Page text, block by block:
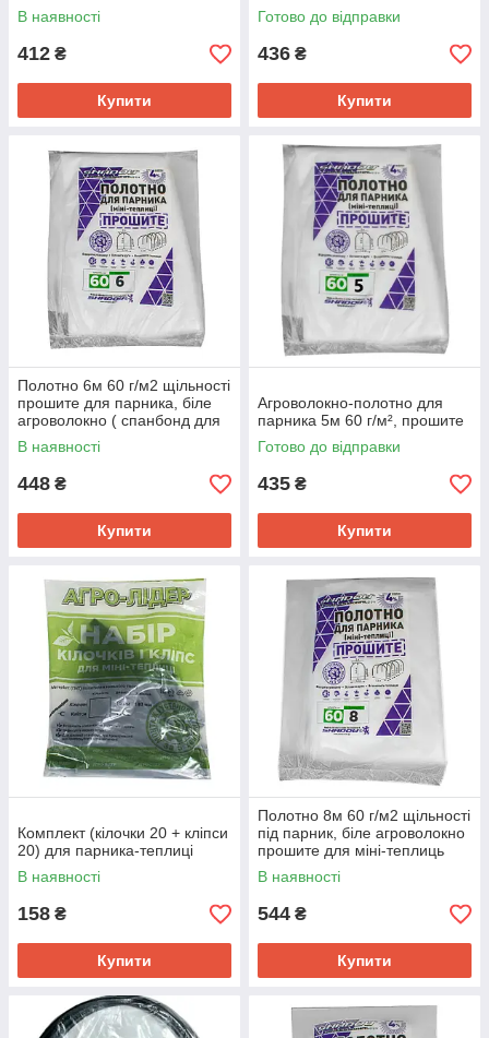
В наявності
412 ₴
Купити
Готово до відправки
436 ₴
Купити
Полотно 6м 60 г/м2 щільності
прошите для парника, біле
агроволокно ( спанбонд для
парника)
В наявності
448 ₴
Купити
Агроволокно-полотно для
парника 5м 60 г/м², прошите
Готово до відправки
435 ₴
Купити
Комплект (кілочки 20 + кліпси
20) для парника-теплиці
В наявності
158 ₴
Купити
Полотно 8м 60 г/м2 щільності
під парник, біле агроволокно
прошите для міні-теплиць
В наявності
544 ₴
Купити